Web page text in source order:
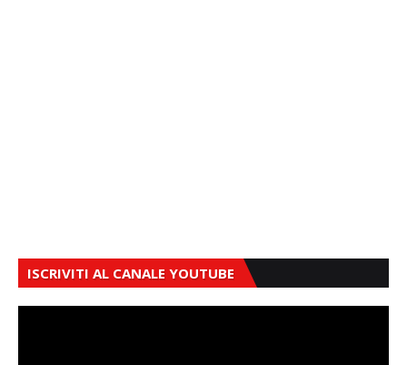
ISCRIVITI AL CANALE YOUTUBE